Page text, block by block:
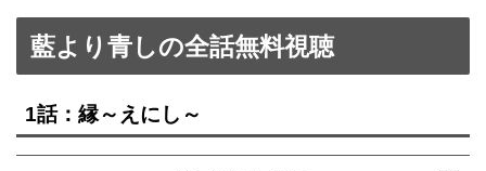
藍より青しの全話無料視聴
1話：縁～えにし～